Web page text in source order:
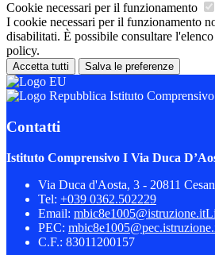
Cookie necessari per il funzionamento
I cookie necessari per il funzionamento
disabilitati. È possibile consultare
policy.
Accetta tutti Salva le preferenze
Istituto
Contatti
Istituto Comprensivo I Via Duca
Via Duca d'Aosta, 3 - 20811
Tel: +039 0362.502229
Email: mbic8e1005@istruzione.it
PEC:
C.F.: 83011200157